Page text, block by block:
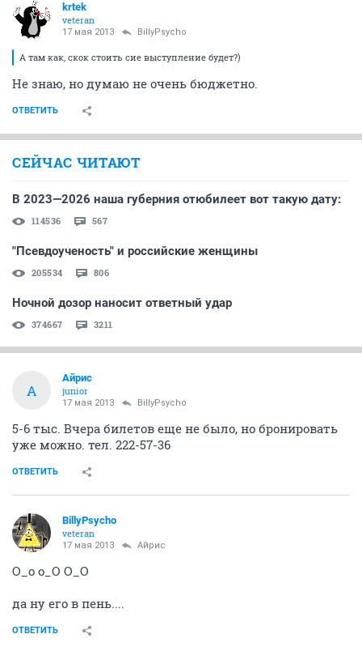
krtek
veteran
17 мая 2013 BillyPsycho
А там как, скок стоить сие выступление будет?)
Не знаю, но думаю не очень бюджетно.
ОТВЕТИТЬ
СЕЙЧАС ЧИТАЮТ
В 2023—2026 наша губерния отюбилеет вот такую дату:
114536 567
"Псевдоученость" и российские женщины
205534 806
Ночной дозор наносит ответный удар
374667 3211
А
Айрис
junior
17 мая 2013 BillyPsycho
5-6 тыс. Вчера билетов еще не было, но бронировать
уже можно. тел. 222-57-36
ОТВЕТИТЬ
BillyPsycho
veteran
17 мая 2013 Айрис
О_о о_О О_О
да ну его в пень....
ОТВЕТИТЬ